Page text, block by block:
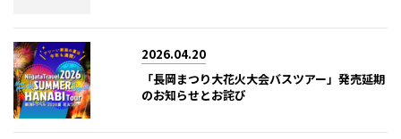
2026.04.20
「長岡まつり大花火大会バスツアー」発売延期
のお知らせとお詫び